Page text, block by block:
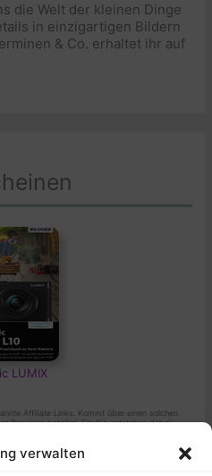
verwalten
die Welt der kleinen Dinge
in einzigartigen Bildern
& Co. erhaltet ihr auf
LUMIX
Affiliate Links. Kommt über einen solchen
Provision beteiligt. Für Sie entstehen dabei